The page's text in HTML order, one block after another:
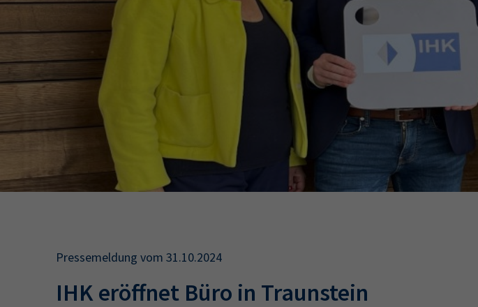
34a 34c Ausbildungsvertrag Fachwirt
Wirtschaftsfachwirt
Negativerklärung
AEVO
34i Betriebswirt
Pressemeldung vom 31.10.2024
IHK eröffnet Büro in Traunstein